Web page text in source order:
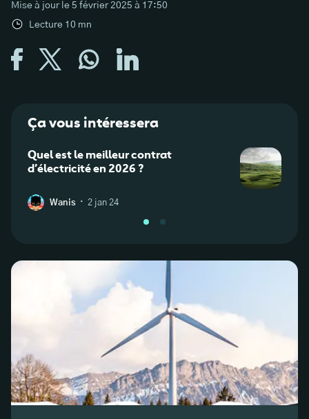
Mise à jour le 5 février 2025 à 17:50
Lecture 10 mn
Ça vous intéressera
Quel est le meilleur contrat
d’électricité en 2026 ?
Wanis · 2 jan 24